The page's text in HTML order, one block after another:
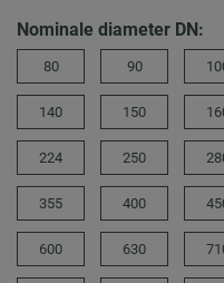
Nominale diameter DN:
80 90
140 150
224 250
355 400
600 630